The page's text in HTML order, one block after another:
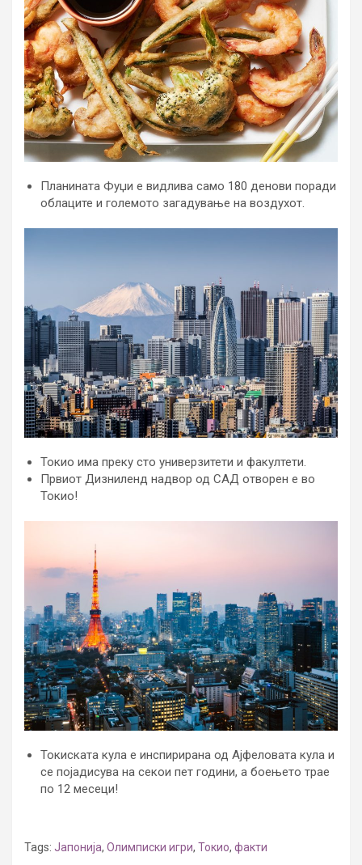
Планината Фуџи е видлива само 180 денови поради
облаците и големото загадување на воздухот.
Токио има преку сто универзитети и факултети.
Првиот Дизниленд надвор од САД отворен е во
Токио!
Токиската кула е инспирирана од Ајфеловата кула и
се појадисува на секои пет години, а боењето трае
по 12 месеци!
Tags: Јапонија, Олимписки игри, Токио, факти